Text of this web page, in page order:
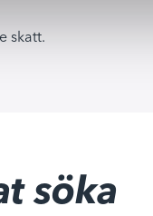
skatt.
söka